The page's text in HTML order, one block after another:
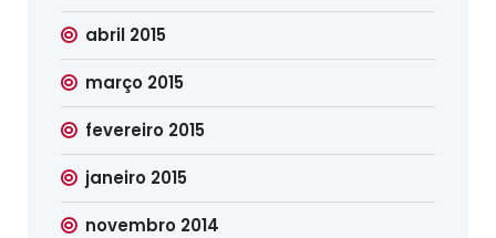
abril 2015
março 2015
fevereiro 2015
janeiro 2015
novembro 2014